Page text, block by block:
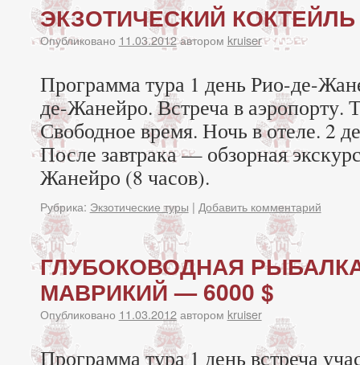
ЭКЗОТИЧЕСКИЙ КОКТЕЙЛЬ
Опубликовано 11.03.2012автором kruiser
Программа тура 1 день Рио-де-
де-Жанейро. Встреча в аэропорту.
Свободное время. Ночь в отеле. 2
После завтрака — обзорная
Жанейро (8 часов).
Рубрика: Экзотические туры | Добавить комментарий
ГЛУБОКОВОДНАЯ
МАВРИКИЙ — 6000 $
Опубликовано 11.03.2012 автором kruiser
Программа тура 1 день встреча